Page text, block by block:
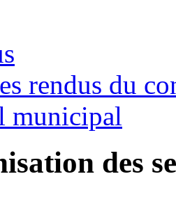
rendus du
municipal
des